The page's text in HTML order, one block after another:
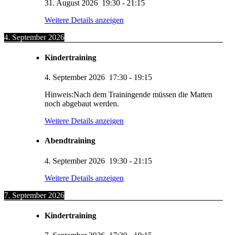
31. August 2026 19:30 - 21:15
Weitere Details anzeigen
4. September 2026
Kindertraining
4. September 2026 17:30 - 19:15
Hinweis:Nach dem Trainingende müssen die Matten
noch abgebaut werden.
Weitere Details anzeigen
Abendtraining
4. September 2026 19:30 - 21:15
Weitere Details anzeigen
7. September 2026
Kindertraining